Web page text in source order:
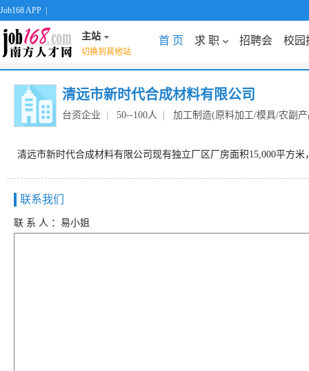
Job168 APP
主站
切换到其他站
首 页 求 职 招聘会 校园
清远市新时代合成材料有限公司
台资企业 50--100人 加工制造(原料加工/模具/农副
清远市新时代合成材料有限公司现有独立厂区厂房面积15,000平方
联系我们
联 系 人 ：易小姐